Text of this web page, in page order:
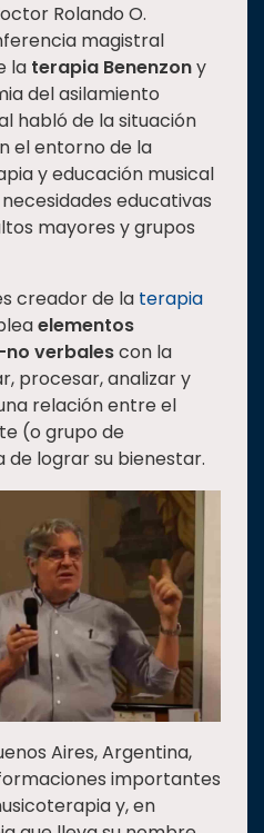
Rolando O.
magistral
la terapia Benenzony
del asilamiento
habló de la situación
el entorno de la
y educación musical
educativas
mayores y grupos
creador de la terapia
elementos
verbalescon la
procesar, analizar y
relación entre el
(o grupo de
lograr su bienestar.
Aires, Argentina,
importantes
y, en